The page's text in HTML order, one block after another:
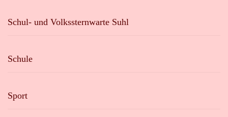
Schul- und Volkssternwarte Suhl
Schule
Sport